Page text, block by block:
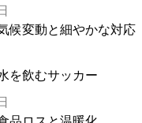
候変動と細やかな対応
を飲むサッカー